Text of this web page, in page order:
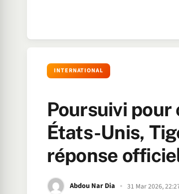
INTERNATIONAL
Poursuivi
États-Unis,
réponse
Abdou Nar Dia 31 Mar 2026,